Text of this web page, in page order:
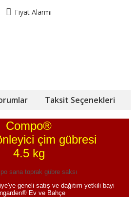
Fiyat Alarmı
Taksit Seçenekleri
Compo®
çim gübresi
4.5 kg
geneli satış ve dağıtım yetkili bayi
Ev ve Bahçe